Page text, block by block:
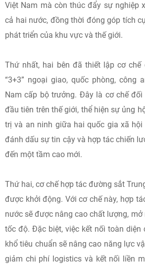
Việt Nam mà còn thúc đẩy sự nghiệp
cả hai nước, đồng thời đóng góp tích
phát triển của khu vực và thế giới.
Thứ nhất, hai bên đã thiết lập cơ
“3+3” ngoại giao, quốc phòng, công
Nam cấp bộ trưởng. Đây là cơ chế
đầu tiên trên thế giới, thể hiện sự ủng
trị và an ninh giữa hai quốc gia xã
đánh dấu sự tin cậy và hợp tác chiến
đến một tầm cao mới.
Thứ hai, cơ chế hợp tác đường sắt
được khởi động. Với cơ chế này, hợp
nước sẽ được nâng cao chất lượng, mở
tốc độ. Đặc biệt, việc kết nối toàn diện
khổ tiêu chuẩn sẽ nâng cao năng lực
giảm chi phí logistics và kết nối liền